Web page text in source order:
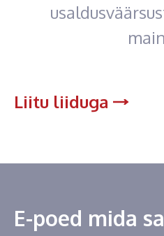
Liitu liiduga
E-poed mida